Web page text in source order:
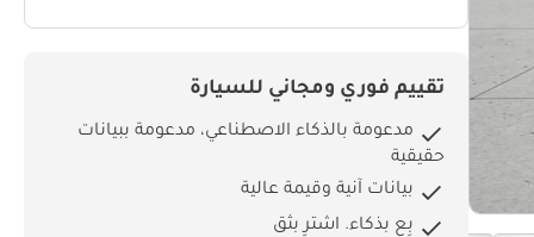
تقييم فوري ومجاني للسيارة
مدعومة بالذكاء الاصطناعي، مدعومة ببيانات
حقيقية
بيانات آنية وقيمة عالية
بِع بذكاء. اشترِ بثق